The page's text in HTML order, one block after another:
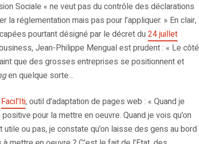
Sociale « ne veut pas du contrôle des déclarations
réglementation mais pas pour l’appliquer. » En clair,
pourtant désigné par le décret du24 juillet
Jean-Philippe Mengual est prudent : « Le côté
que des grosses entreprises se positionnent et
en quelque sorte…
Facil’Iti, outil d’adaptation de pages web : « Quand je
pour la mettre en oeuvre. Quand je vois qu’on
ou pas, je constate qu’on laisse des gens au bord